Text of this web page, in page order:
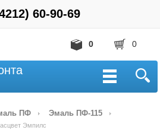
60-90-69
0
0
ПФ Эмаль ПФ-115
Эмпилс